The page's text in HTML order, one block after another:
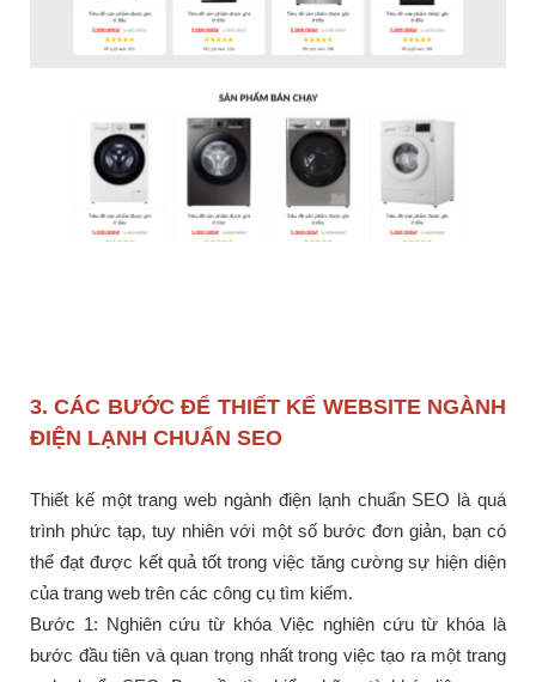
3. CÁC BƯỚC ĐỂ THIẾT KẾ WEBSITE NGÀNH
ĐIỆN LẠNH CHUẨN SEO
Thiết kế một trang web ngành điện lạnh chuẩn SEO là quá
trình phức tạp, tuy nhiên với một số bước đơn giản, bạn có
thể đạt được kết quả tốt trong việc tăng cường sự hiện diện
của trang web trên các công cụ tìm kiếm.
Bước 1: Nghiên cứu từ khóa Việc nghiên cứu từ khóa là
bước đầu tiên và quan trọng nhất trong việc tạo ra một trang